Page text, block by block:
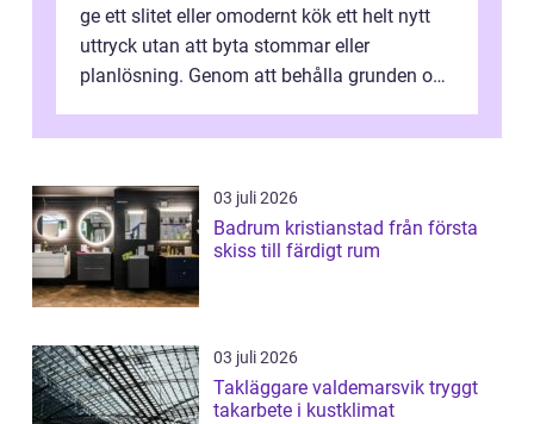
ge ett slitet eller omodernt kök ett helt nytt
uttryck utan att byta stommar eller
planlösning. Genom att behålla grunden och
03 juli 2026
Badrum kristianstad från första
skiss till färdigt rum
03 juli 2026
Takläggare valdemarsvik tryggt
takarbete i kustklimat